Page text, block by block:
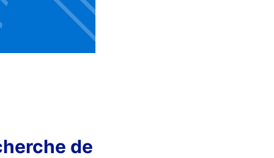
de